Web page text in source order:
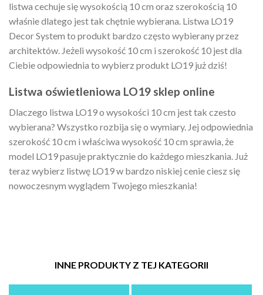
listwa cechuje się wysokością 10 cm oraz szerokością 10
właśnie dlatego jest tak chętnie wybierana. Listwa LO19
Decor System to produkt bardzo często wybierany przez
architektów. Jeżeli wysokość 10 cm i szerokość 10 jest dla
Ciebie odpowiednia to wybierz produkt LO19 już dziś!
Listwa oświetleniowa LO19 sklep online
Dlaczego listwa LO19 o wysokości 10 cm jest tak czesto
wybierana? Wszystko rozbija się o wymiary. Jej odpowiednia
szerokość 10 cm i właściwa wysokość 10 cm sprawia, że
model LO19 pasuje praktycznie do każdego mieszkania. Już
teraz wybierz listwę LO19 w bardzo niskiej cenie ciesz się
nowoczesnym wyglądem Twojego mieszkania!
INNE PRODUKTY Z TEJ KATEGORII